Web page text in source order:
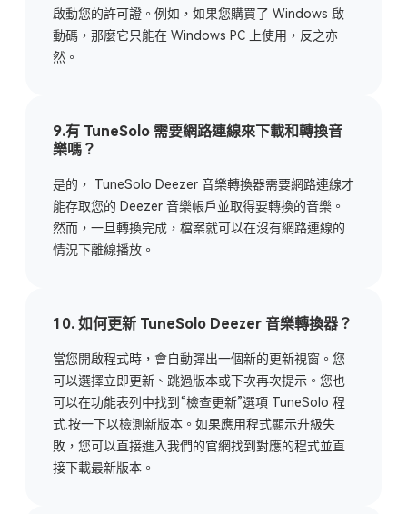
啟動您的許可證。例如，如果您購買了 Windows 啟
動碼，那麼它只能在 Windows PC 上使用，反之亦
然。
9.有 TuneSolo 需要網路連線來下載和轉換音
樂嗎？
是的， TuneSolo Deezer 音樂轉換器需要網路連線才
能存取您的 Deezer 音樂帳戶並取得要轉換的音樂。
然而，一旦轉換完成，檔案就可以在沒有網路連線的
情況下離線播放。
10. 如何更新 TuneSolo Deezer 音樂轉換器？
當您開啟程式時，會自動彈出一個新的更新視窗。您
可以選擇立即更新、跳過版本或下次再次提示。您也
可以在功能表列中找到“檢查更新”選項 TuneSolo 程
式.按一下以檢測新版本。如果應用程式顯示升級失
敗，您可以直接進入我們的官網找到對應的程式並直
接下載最新版本。